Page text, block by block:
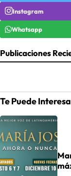
Instagram
Whatsapp
Publicaciones
Te Puede